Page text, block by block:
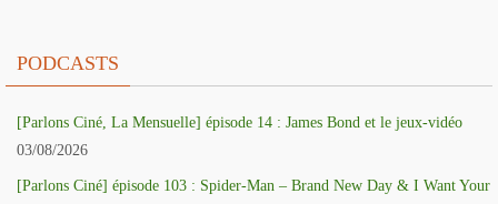
PODCASTS
[Parlons Ciné, La Mensuelle] épisode 14 : James Bond et le jeux-vidéo
03/08/2026
[Parlons Ciné] épisode 103 : Spider-Man – Brand New Day & I Want Your